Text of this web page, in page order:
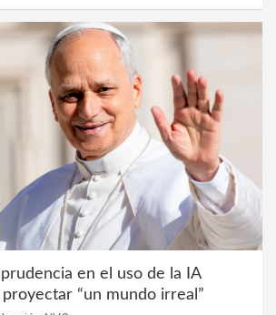
en el uso de la IA
“un mundo irreal”